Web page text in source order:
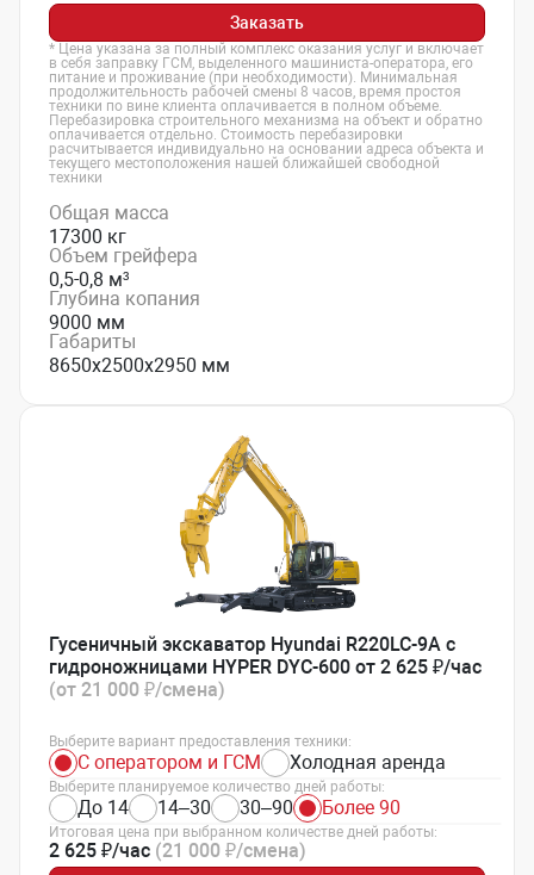
Заказать
* Цена указана за полный комплекс оказания услуг и включает
в себя заправку ГСМ, выделенного машиниста-оператора, его
питание и проживание (при необходимости). Минимальная
продолжительность рабочей смены 8 часов, время простоя
техники по вине клиента оплачивается в полном объеме.
Перебазировка строительного механизма на объект и обратно
оплачивается отдельно. Стоимость перебазировки
расчитывается индивидуально на основании адреса объекта и
текущего местоположения нашей ближайшей свободной
техники
Общая масса
17300 кг
Объем грейфера
0,5-0,8 м³
Глубина копания
9000 мм
Габариты
8650х2500х2950 мм
Гусеничный экскаватор Hyundai R220LC-9A с
гидроножницами HYPER DYC-600 от 2 625 ₽/час
(от 21 000 ₽/смена)
Выберите вариант предоставления техники:
С оператором и ГСМ Холодная аренда
Выберите планируемое количество дней работы:
До 14 14–30 30–90 Более 90
Итоговая цена при выбранном количестве дней работы:
2 625 ₽/час (21 000 ₽/смена)